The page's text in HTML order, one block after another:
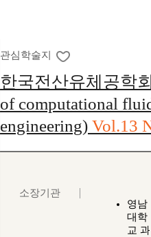
관심학술지
한국전산유체공학
of computational
engineering) Vol.13
소장기관
영남
대학
교 과